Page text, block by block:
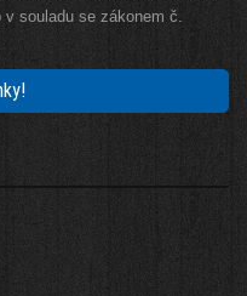
souladu se zákonem č.